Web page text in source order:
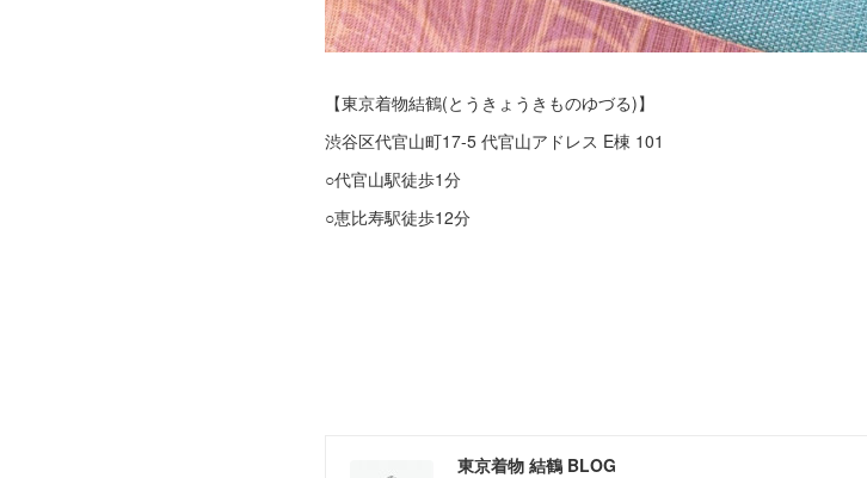
【東京着物結鶴(とうきょうきものゆづる)】
渋谷区代官山町17-5 代官山アドレス E棟 101
○代官山駅徒歩1分
○恵比寿駅徒歩12分
東京着物 結鶴 BLOG